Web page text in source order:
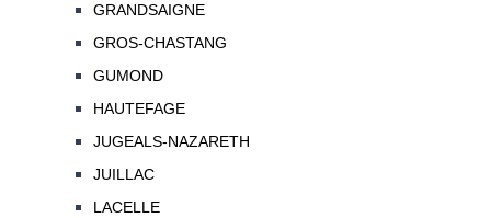
GRANDSAIGNE
GROS-CHASTANG
GUMOND
HAUTEFAGE
JUGEALS-NAZARETH
JUILLAC
LACELLE